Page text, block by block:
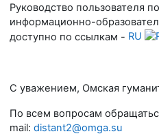
Руководство пользователя
информационно-
доступно по ссылкам - RU
С уважением, Омская
По всем вопросам
mail: distant2@omga.su